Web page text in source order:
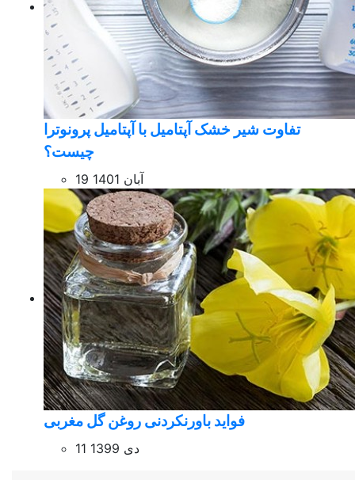
تفاوت شیر خشک آپتامیل با آپتامیل پرونوترا
چیست؟
19 آبان 1401
فواید باورنکردنی روغن گل مغربی
11 دی 1399